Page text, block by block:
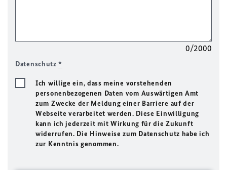
0/2000
Datenschutz*
Ich willige ein, dass meine vorstehenden
personenbezogenen Daten vom Auswärtigen Amt
zum Zwecke der Meldung einer Barriere auf der
Webseite verarbeitet werden. Diese Einwilligung
kann ich jederzeit mit Wirkung für die Zukunft
widerrufen. Die Hinweise zum Datenschutz habe ich
zur Kenntnis genommen.